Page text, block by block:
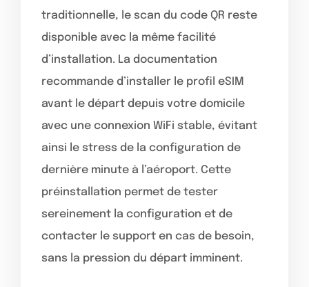
traditionnelle, le scan du code QR reste
disponible avec la même facilité
d’installation. La documentation
recommande d’installer le profil eSIM
avant le départ depuis votre domicile
avec une connexion WiFi stable, évitant
ainsi le stress de la configuration de
dernière minute à l’aéroport. Cette
préinstallation permet de tester
sereinement la configuration et de
contacter le support en cas de besoin,
sans la pression du départ imminent.